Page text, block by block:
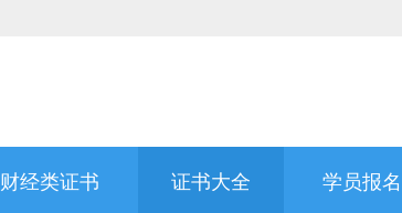
财经类证书 证书大全 学员报名